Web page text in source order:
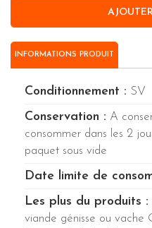
INFORMATIONS PRODUIT
Conditionnement : SV
Conservation : A
consommer dans les 2
paquet sous vide
Date limite de
Les plus du produits :
viande génisse ou vache